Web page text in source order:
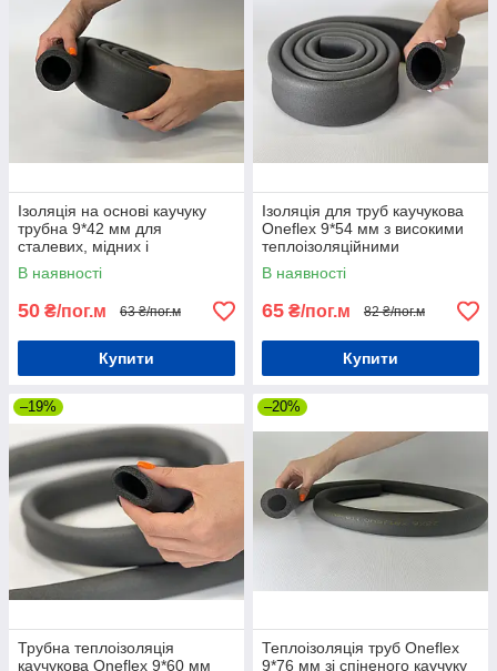
Ізоляція на основі каучуку
трубна 9*42 мм для
сталевих, мідних і
пластмасових труб
В наявності
50 ₴/пог.м 63 ₴/пог.м
Купити
Ізоляція для труб каучукова
Oneflex 9*54 мм з високими
теплоізоляційними
властивостями
В наявності
65 ₴/пог.м 82 ₴/пог.м
Купити
–19%
Трубна теплоізоляція
каучукова Oneflex 9*60 мм
–20%
Теплоізоляція труб Oneflex
9*76 мм зі спіненого каучуку